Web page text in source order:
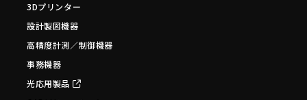
3Dプリンター
設計製図機器
高精度計測／制御機器
事務機器
光応用製品